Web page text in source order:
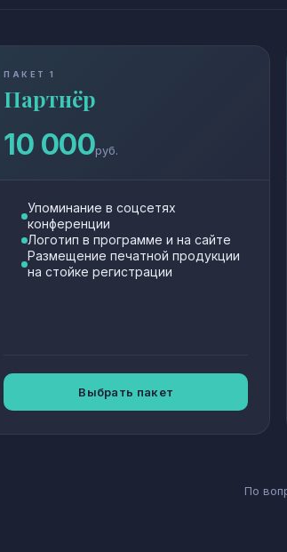
ПАКЕТ 1
Партнёр
10 000руб.
Упоминание в соцсетях
конференции
Логотип в программе и на сайте
Размещение печатной продукции
на стойке регистрации
Выбрать пакет
По